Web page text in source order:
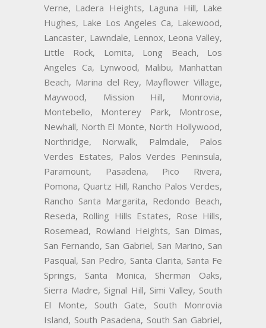
Verne, Ladera Heights, Laguna Hill, Lake
Hughes, Lake Los Angeles Ca, Lakewood,
Lancaster, Lawndale, Lennox, Leona Valley,
Little Rock, Lomita, Long Beach, Los
Angeles Ca, Lynwood, Malibu, Manhattan
Beach, Marina del Rey, Mayflower Village,
Maywood, Mission Hill, Monrovia,
Montebello, Monterey Park, Montrose,
Newhall, North El Monte, North Hollywood,
Northridge, Norwalk, Palmdale, Palos
Verdes Estates, Palos Verdes Peninsula,
Paramount, Pasadena, Pico Rivera,
Pomona, Quartz Hill, Rancho Palos Verdes,
Rancho Santa Margarita, Redondo Beach,
Reseda, Rolling Hills Estates, Rose Hills,
Rosemead, Rowland Heights, San Dimas,
San Fernando, San Gabriel, San Marino, San
Pasqual, San Pedro, Santa Clarita, Santa Fe
Springs, Santa Monica, Sherman Oaks,
Sierra Madre, Signal Hill, Simi Valley, South
El Monte, South Gate, South Monrovia
Island, South Pasadena, South San Gabriel,